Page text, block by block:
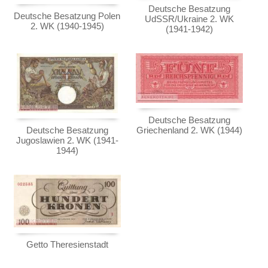
(1941-1944)
Deutsche Besatzung Griechenland 2. WK
Getto Theresienstadt
Deutsche Länderbanknoten
Deutsche Kolonien
Deutsche Nebengebiete
Wert- und Steuergutscheine (1933-1934)
Reichsbahn und Reichspost
Besonderheiten
Kriegsgefangenenlager
Deutsches Städtenotgeld
Testbanknoten
Banknotenbriefe
Aufbewahrung
Gutscheine
Ihre Bewertungen
Kontakt
Informationen
Preislisten
Ankauf
Erhaltungsgrade
Gratisbanknoten
FAQ
Deutsche Besatzung Polen
2. WK (1940-1945)
Deutsche Besatzung
UdSSR/Ukraine 2. WK
(1941-1942)
Deutsche Besatzung
Jugoslawien 2. WK (1941-
1944)
Deutsche Besatzung
Griechenland 2. WK (1944)
Getto Theresienstadt